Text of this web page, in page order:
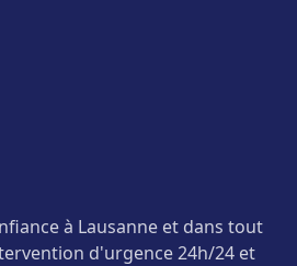
à Lausanne et dans tout
d'urgence 24h/24 et